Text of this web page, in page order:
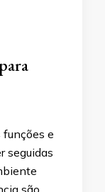
funções e
seguidas